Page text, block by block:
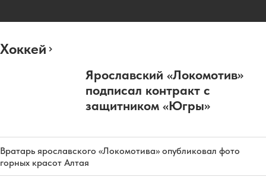
Хоккей
Ярославский «Локомотив»
подписал контракт с
защитником «Югры»
Вратарь ярославского «Локомотива» опубликовал фото
горных красот Алтая